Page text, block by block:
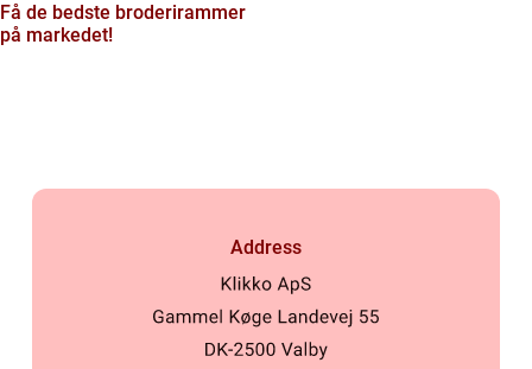
Få de bedste broderirammer
på markedet!
Address